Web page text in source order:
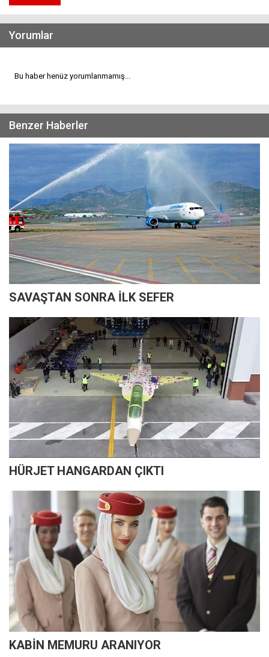
Yorumlar
Bu haber henüz yorumlanmamış...
Benzer Haberler
SAVAŞTAN SONRA İLK SEFER
HÜRJET HANGARDAN ÇIKTI
KABİN MEMURU ARANIYOR